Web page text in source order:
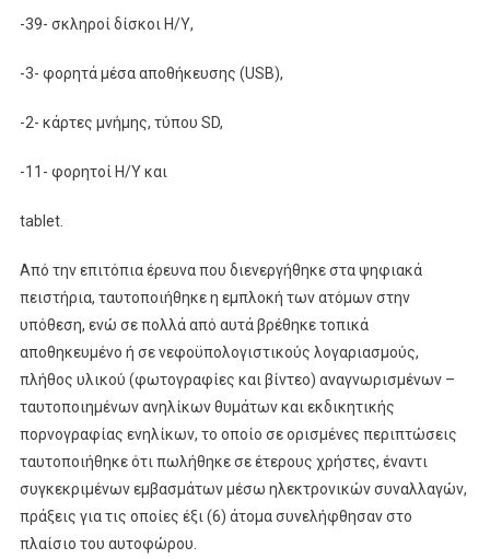
-39- σκληροί δίσκοι Η/Υ,
-3- φορητά μέσα αποθήκευσης (USB),
-2- κάρτες μνήμης, τύπου SD,
-11- φορητοί Η/Υ και
tablet.
Από την επιτόπια έρευνα που διενεργήθηκε στα ψηφιακά
πειστήρια, ταυτοποιήθηκε η εμπλοκή των ατόμων στην
υπόθεση, ενώ σε πολλά από αυτά βρέθηκε τοπικά
αποθηκευμένο ή σε νεφοϋπολογιστικούς λογαριασμούς,
πλήθος υλικού (φωτογραφίες και βίντεο) αναγνωρισμένων –
ταυτοποιημένων ανηλίκων θυμάτων και εκδικητικής
πορνογραφίας ενηλίκων, το οποίο σε ορισμένες περιπτώσεις
ταυτοποιήθηκε ότι πωλήθηκε σε έτερους χρήστες, έναντι
συγκεκριμένων εμβασμάτων μέσω ηλεκτρονικών συναλλαγών,
πράξεις για τις οποίες έξι (6) άτομα συνελήφθησαν στο
πλαίσιο του αυτοφώρου.